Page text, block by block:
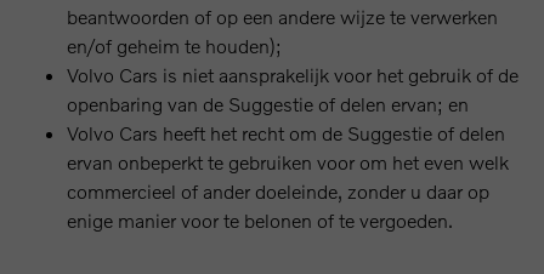
beantwoorden of op een andere wijze te verwerken
en/of geheim te houden);
Volvo Cars is niet aansprakelijk voor het gebruik of de
openbaring van de Suggestie of delen ervan; en
Volvo Cars heeft het recht om de Suggestie of delen
ervan onbeperkt te gebruiken voor om het even welk
commercieel of ander doeleinde, zonder u daar op
enige manier voor te belonen of te vergoeden.